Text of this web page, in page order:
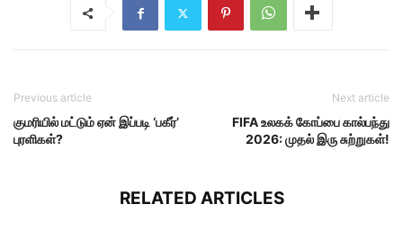
Previous article
குமரியில் மட்டும் ஏன் இப்படி ‘பகீர்’
புரளிகள்?
Next article
FIFA உலகக் கோப்பை கால்பந்து
2026: முதல் இரு சுற்றுகள்!
RELATED ARTICLES